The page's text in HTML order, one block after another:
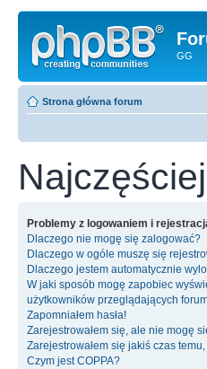
GG
Strona główna forum
Problemy z logowaniem i
Dlaczego nie mogę się zalogować?
Dlaczego w ogóle muszę się
Dlaczego jestem automatycznie
W jaki sposób mogę zapobiec
użytkowników przeglądających
Zapomniałem hasła!
Zarejestrowałem się, ale nie mogę
Zarejestrowałem się jakiś czas
Czym jest COPPA?